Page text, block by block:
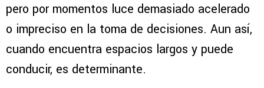
pero por momentos luce demasiado acelerado
o impreciso en la toma de decisiones. Aun así,
cuando encuentra espacios largos y puede
conducir, es determinante.